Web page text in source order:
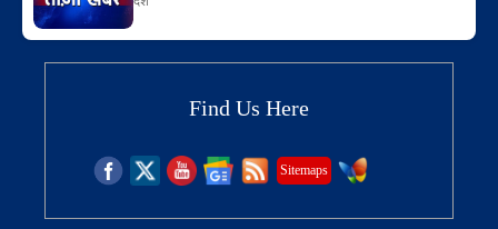
Find Us Here
Sitemaps